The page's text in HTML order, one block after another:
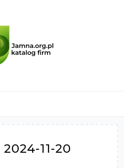
2024-11-20